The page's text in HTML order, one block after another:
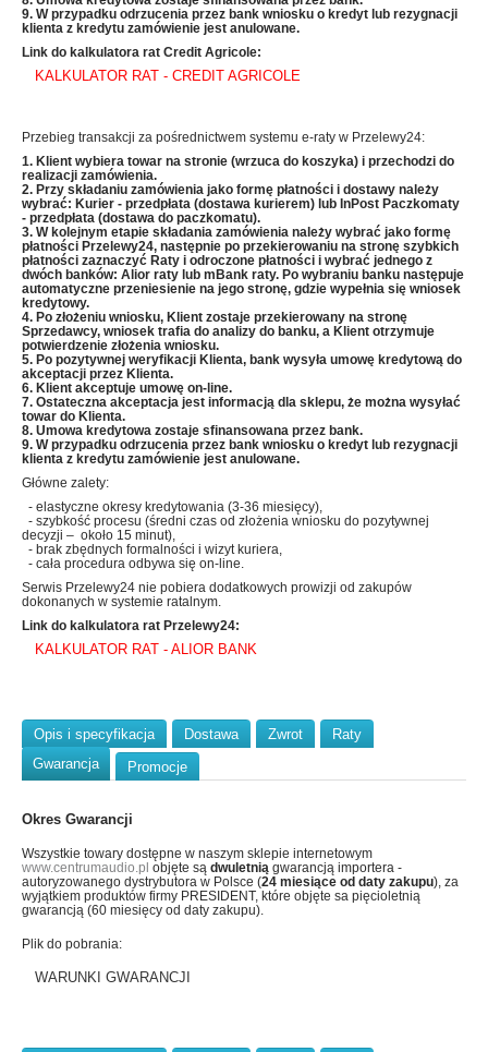
9. W przypadku odrzucenia przez bank wniosku o kredyt lub rezygnacji
klienta z kredytu zamówienie jest anulowane.
Link do kalkulatora rat Credit Agricole:
KALKULATOR RAT - CREDIT AGRICOLE
Przebieg transakcji za pośrednictwem systemu e-raty w Przelewy24:
1. Klient wybiera towar na stronie (wrzuca do koszyka) i przechodzi do
realizacji zamówienia.
2. Przy składaniu zamówienia jako formę płatności i dostawy należy
wybrać: Kurier - przedpłata (dostawa kurierem) lub InPost Paczkomaty
- przedpłata (dostawa do paczkomatu).
3. W kolejnym etapie składania zamówienia należy wybrać jako formę
płatności Przelewy24, następnie po przekierowaniu na stronę szybkich
płatności zaznaczyć Raty i odroczone płatności i wybrać jednego z
dwóch banków: Alior raty lub mBank raty. Po wybraniu banku następuje
automatyczne przeniesienie na jego stronę, gdzie wypełnia się wniosek
kredytowy.
4. Po złożeniu wniosku, Klient zostaje przekierowany na stronę
Sprzedawcy, wniosek trafia do analizy do banku, a Klient otrzymuje
potwierdzenie złożenia wniosku.
5. Po pozytywnej weryfikacji Klienta, bank wysyła umowę kredytową do
akceptacji przez Klienta.
6. Klient akceptuje umowę on-line.
7. Ostateczna akceptacja jest informacją dla sklepu, że można wysyłać
towar do Klienta.
8. Umowa kredytowa zostaje sfinansowana przez bank.
9. W przypadku odrzucenia przez bank wniosku o kredyt lub rezygnacji
klienta z kredytu zamówienie jest anulowane.
Główne zalety:
- elastyczne okresy kredytowania (3-36 miesięcy),
- szybkość procesu (średni czas od złożenia wniosku do pozytywnej
decyzji – około 15 minut),
- brak zbędnych formalności i wizyt kuriera,
- cała procedura odbywa się on-line.
Serwis Przelewy24 nie pobiera dodatkowych prowizji od zakupów
dokonanych w systemie ratalnym.
Link do kalkulatora rat Przelewy24:
KALKULATOR RAT - ALIOR BANK
Opis i specyfikacja Dostawa Zwrot
Raty
Gwarancja
Promocje
Okres Gwarancji
Wszystkie towary dostępne w naszym sklepie internetowym
www.centrumaudio.pl objęte są dwuletnią gwarancją importera -
autoryzowanego dystrybutora w Polsce (24 miesiące od daty zakupu), za
wyjątkiem produktów firmy PRESIDENT, które objęte sa pięcioletnią
gwarancją (60 miesięcy od daty zakupu).
Plik do pobrania:
WARUNKI GWARANCJI